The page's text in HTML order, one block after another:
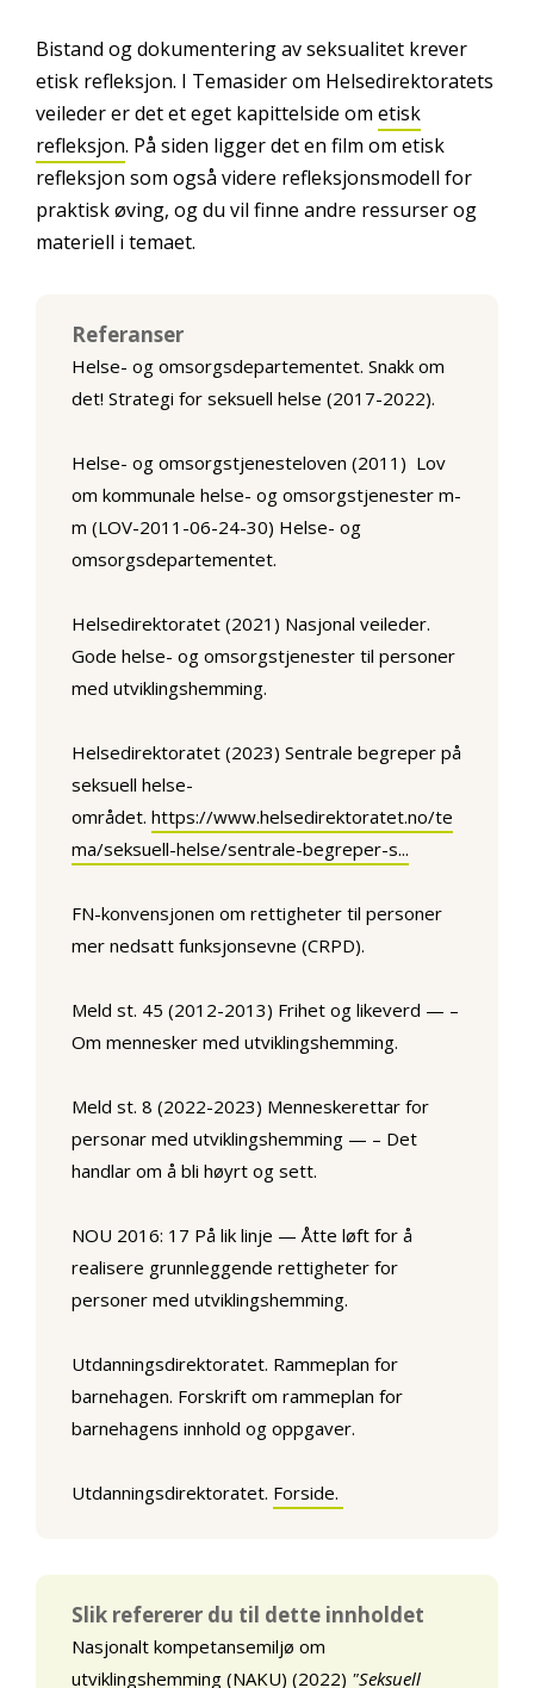
Bistand og dokumentering av seksualitet krever
etisk refleksjon. I Temasider om Helsedirektoratets
veileder er det et eget kapittelside om etisk
refleksjon. På siden ligger det en film om etisk
refleksjon som også videre refleksjonsmodell for
praktisk øving, og du vil finne andre ressurser og
materiell i temaet.
Referanser
Helse- og omsorgsdepartementet. Snakk om
det! Strategi for seksuell helse (2017-2022).
Helse- og omsorgstjenesteloven (2011) Lov
om kommunale helse- og omsorgstjenester m-
m (LOV-2011-06-24-30) Helse- og
omsorgsdepartementet.
Helsedirektoratet (2021) Nasjonal veileder.
Gode helse- og omsorgstjenester til personer
med utviklingshemming.
Helsedirektoratet (2023) Sentrale begreper på
seksuell helse-
området. https://www.helsedirektoratet.no/te
ma/seksuell-helse/sentrale-begreper-s...
FN-konvensjonen om rettigheter til personer
mer nedsatt funksjonsevne (CRPD).
Meld st. 45 (2012-2013) Frihet og likeverd — –
Om mennesker med utviklingshemming.
Meld st. 8 (2022-2023) Menneskerettar for
personar med utviklingshemming — – Det
handlar om å bli høyrt og sett.
NOU 2016: 17 På lik linje — Åtte løft for å
realisere grunnleggende rettigheter for
personer med utviklingshemming.
Utdanningsdirektoratet. Rammeplan for
barnehagen. Forskrift om rammeplan for
barnehagens innhold og oppgaver.
Utdanningsdirektoratet. Forside.
Slik refererer du til dette innholdet
Nasjonalt kompetansemiljø om
utviklingshemming (NAKU) (2022) "Seksuell